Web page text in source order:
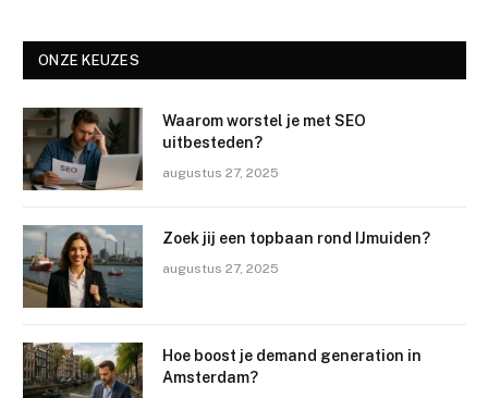
ONZE KEUZES
Waarom worstel je met SEO
uitbesteden?
augustus 27, 2025
Zoek jij een topbaan rond IJmuiden?
augustus 27, 2025
Hoe boost je demand generation in
Amsterdam?